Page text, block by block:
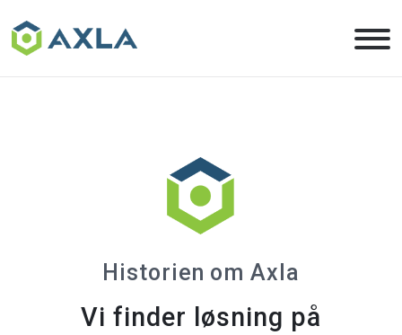
the
content
Historien om Axla
Vi finder løsning på